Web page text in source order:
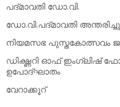
പദ്മാവതി ഡോ.വി.
ഡോ.വി.പദ്മാവതി അന്തരിച്ചു
നിയമസഭ പുസ്തകോത്സവം
ഡിക്ഷ്ണറി ഓഫ് ഇംഗ്ലിഷ്
ഉപോദ്ഘാതം
വേറാക്കൂറ്